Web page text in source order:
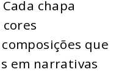
chapa
que
em narrativas